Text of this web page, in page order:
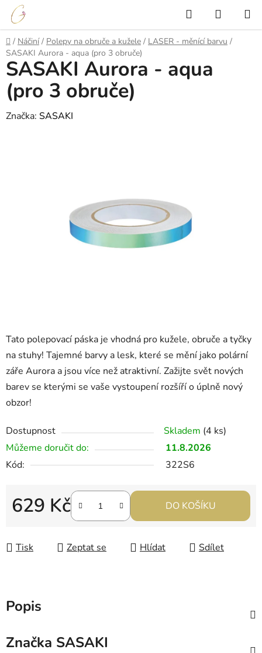
Přejít
obsah
Hledat
KOŠÍK
Domů
/ Náčiní / Polepy na obruče a kužele / LASER - měnící barvu /
SASAKI Aurora - aqua (pro 3 obruče)
Tato polepovací páska je vhodná pro kužele, obruče a tyčky
na stuhy! Tajemné barvy a lesk, které se mění jako polární
záře Aurora a jsou více než atraktivní. Zažijte svět nových
barev se kterými se vaše vystoupení rozšíří o úplně nový
obzor!
Dostupnost Skladem (4 ks)
Můžeme doručit do:
11.8.2026
Kód:
322S6
629 Kč DO KOŠÍKU
Tisk Zeptat se Hlídat Sdílet
SASAKI Aurora - aqua
(pro 3 obruče)
Značka: SASAKI
Popis
Značka SASAKI